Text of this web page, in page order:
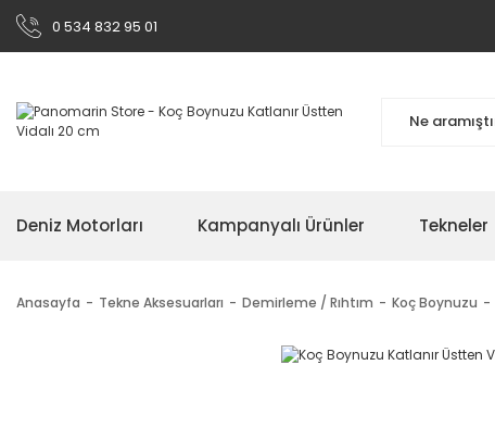
0 534 832 95 01
Deniz Motorları Kampanyalı Ürünler Tekneler
Anasayfa Tekne Aksesuarları Demirleme / Rıhtım Koç Boynuzu